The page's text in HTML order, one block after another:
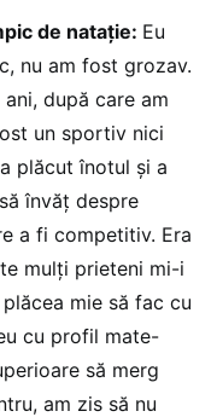
de natație: Eu
nu am fost grozav.
după care am
un sportiv nici
plăcut înotul și a
învăț despre
a fi competitiv. Era
mulți prieteni mi-i
mie să fac cu
cu profil mate-
să merg
am zis să nu